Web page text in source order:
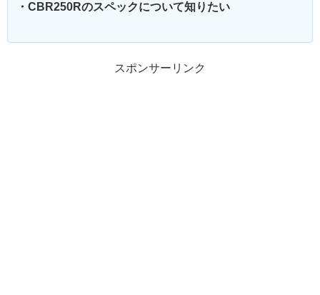
・CBR250Rのスペックについて知りたい
スポンサーリンク